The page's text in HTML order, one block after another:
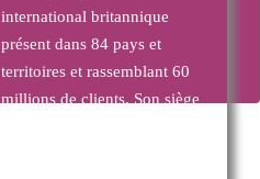
international britannique
présent dans 84 pays et
territoires et rassemblant 60
millions de clients. Son siège